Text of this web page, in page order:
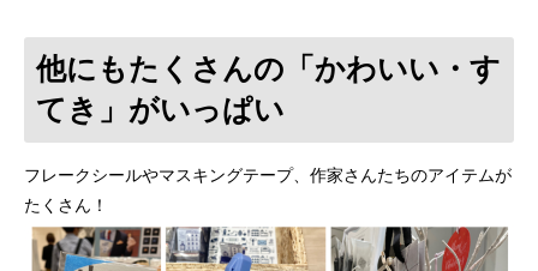
他にもたくさんの「かわいい・す
てき」がいっぱい
フレークシールやマスキングテープ、作家さんたちのアイテムが
たくさん！